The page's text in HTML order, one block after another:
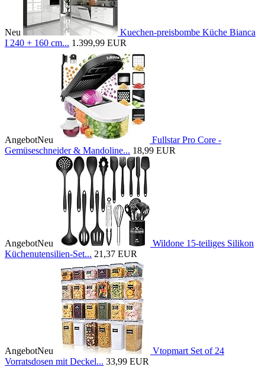
Neu
Kuechen-preisbombe Küche Bianca
I 240 + 160 cm... 1.399,99 EUR
AngebotNeu
Fullstar Pro Core -
Gemüseschneider & Mandoline... 18,99 EUR
AngebotNeu
Wildone 15-teiliges Silikon
Küchenutensilien-Set... 21,37 EUR
AngebotNeu
Vtopmart Set of 24
Vorratsdosen mit Deckel... 33,99 EUR